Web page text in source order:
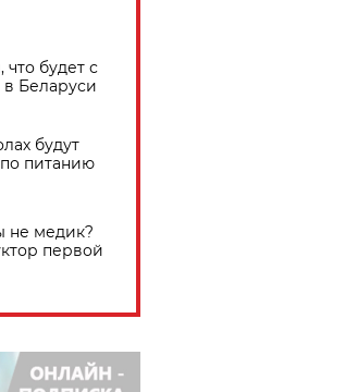
что будет с
Беларуси
будут
питанию
не медик?
первой